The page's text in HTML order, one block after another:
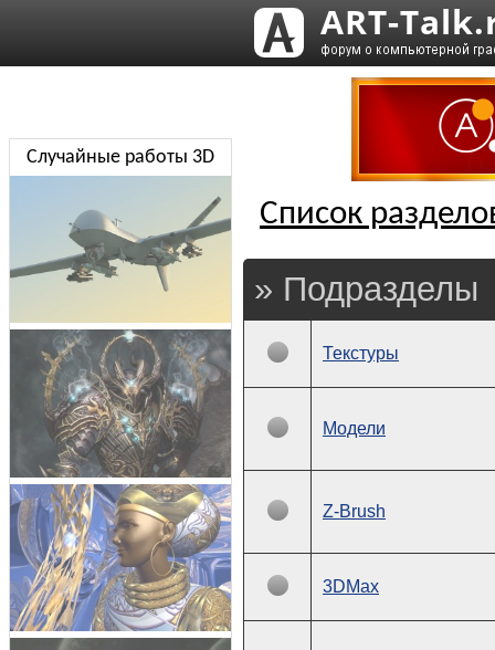
Список
» Подразделы
Текстуры
Модели
Z-Brush
3DMax
Случайные работы 3D